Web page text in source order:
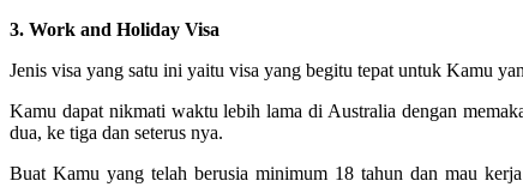
3. Work and Holiday Visa
Jenis visa yang satu ini yaitu visa yang begitu tepat untuk Kamu
Kamu dapat nikmati waktu lebih lama di Australia dengan
dua, ke tiga dan seterus nya.
Buat Kamu yang telah berusia minimum 18 tahun dan mau